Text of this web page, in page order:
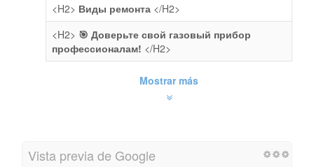
<H2> Виды ремонта </H2>
<H2> 🎯 Доверьте свой газовый прибор
профессионалам! </H2>
Mostrar más
Vista previa de Google